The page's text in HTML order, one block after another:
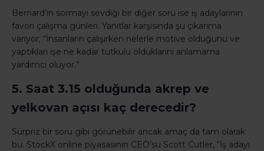
Bernard’ın sormayı sevdiği bir diğer soru ise iş adaylarının
favori çalışma günleri. Yanıtlar karşısında şu çıkarıma
varıyor; “İnsanların çalışırken nelerle motive olduğunu ve
yaptıkları işe ne kadar tutkulu olduklarını anlamama
yardımcı oluyor.”
5. Saat 3.15 olduğunda akrep ve
yelkovan açısı kaç derecedir?
Sürpriz bir soru gibi görünebilir ancak amaç da tam olarak
bu. StockX online piyasasının CEO’su Scott Cutler, “İş adayı